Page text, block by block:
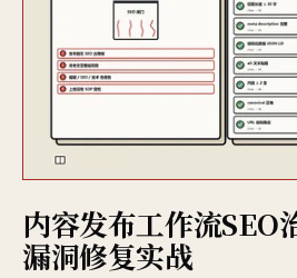
内容发布工作流SEO
漏洞修复实战